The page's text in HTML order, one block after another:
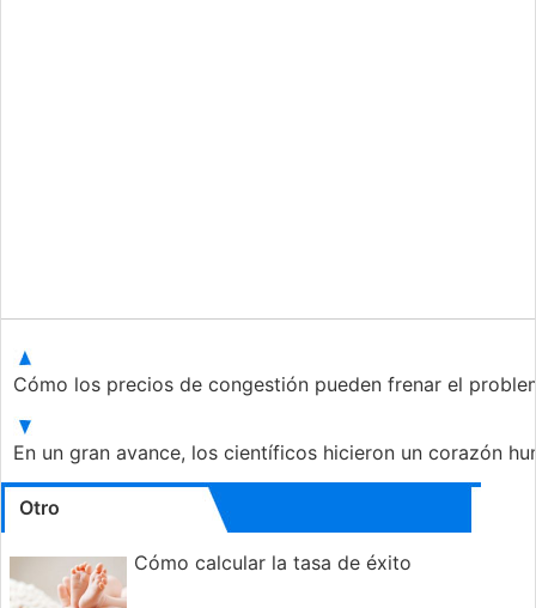
Cómo los precios de congestión pueden frenar el
En un gran avance, los científicos hicieron un corazón
Otro
Cómo calcular la tasa de éxito